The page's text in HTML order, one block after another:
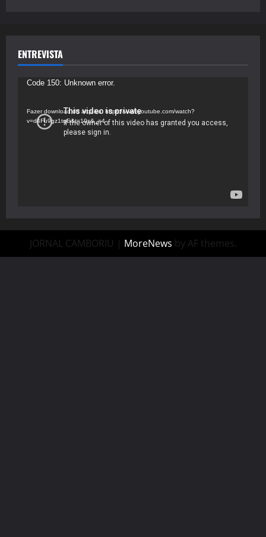
ENTREVISTA
Tocador
vídeo
Code 150: Unknown error.
Fazer download do arquivo: https://www.youtube.com/watch?
v=d4Fu9gz1tqE&t=19s&_=4
JORNAL CAMBORIU | MoreNews by AF themes.